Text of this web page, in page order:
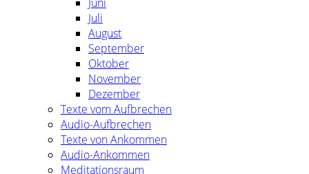
Juni
Juli
August
September
Oktober
November
Dezember
Texte vom Aufbrechen
Audio-Aufbrechen
Texte von Ankommen
Audio-Ankommen
Meditationsraum